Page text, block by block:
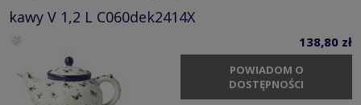
kawy V 1,2 L C060dek2414X
138,80 zł
POWIADOM O
DOSTĘPNOŚCI